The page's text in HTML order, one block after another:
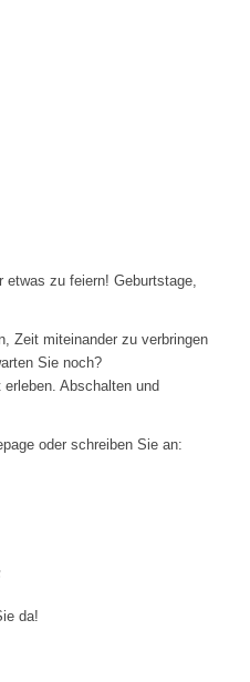
etwas zu feiern! Geburtstage,
Zeit miteinander zu verbringen
Sie noch?
Abschalten und
oder schreiben Sie an:
da!